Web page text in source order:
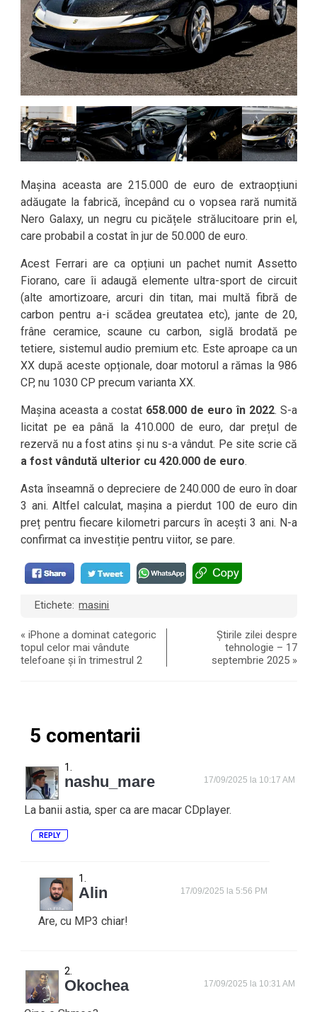
Mașina aceasta are 215.000 de euro de extraopțiuni
adăugate la fabrică, începând cu o vopsea rară numită
Nero Galaxy, un negru cu picățele strălucitoare prin el,
care probabil a costat în jur de 50.000 de euro.
Acest Ferrari are ca opțiuni un pachet numit Assetto
Fiorano, care îi adaugă elemente ultra-sport de circuit
(alte amortizoare, arcuri din titan, mai multă fibră de
carbon pentru a-i scădea greutatea etc), jante de 20,
frâne ceramice, scaune cu carbon, siglă brodată pe
tetiere, sistemul audio premium etc. Este aproape ca un
XX după aceste opționale, doar motorul a rămas la 986
CP, nu 1030 CP precum varianta XX.
Mașina aceasta a costat 658.000 de euro în 2022. S-a
licitat pe ea până la 410.000 de euro, dar prețul de
rezervă nu a fost atins și nu s-a vândut. Pe site scrie că
a fost vândută ulterior cu 420.000 de euro.
Asta înseamnă o depreciere de 240.000 de euro în doar
3 ani. Altfel calculat, mașina a pierdut 100 de euro din
preț pentru fiecare kilometri parcurs în acești 3 ani. N-a
confirmat ca investiție pentru viitor, se pare.
Etichete: masini
«iPhone a dominat categoric
topul celor mai vândute
telefoane și în trimestrul 2
Știrile zilei despre
tehnologie – 17
septembrie 2025 »
5 comentarii
nashu_mare 17/09/2025 la 10:17 AM
La banii astia, sper ca are macar CDplayer.
REPLY
Alin 17/09/2025 la 5:56 PM
Are, cu MP3 chiar!
Okochea 17/09/2025 la 10:31 AM